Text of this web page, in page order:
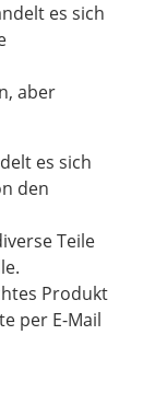
es sich
aber
es sich
den
Teile
Produkt
per E-Mail